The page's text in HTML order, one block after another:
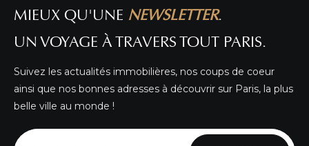
MIEUX QU'UNE NEWSLETTER.
UN VOYAGE À TRAVERS TOUT PARIS.
Suivez les actualités immobilières, nos coups de coeur
ainsi que nos bonnes adresses à découvrir sur Paris, la plus
belle ville au monde !